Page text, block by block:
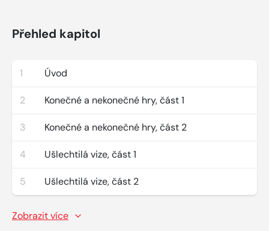
Přehled kapitol
1 Úvod
2 Konečné a nekonečné hry, část 1
3 Konečné a nekonečné hry, část 2
4 Ušlechtilá vize, část 1
5 Ušlechtilá vize, část 2
Zobrazit více